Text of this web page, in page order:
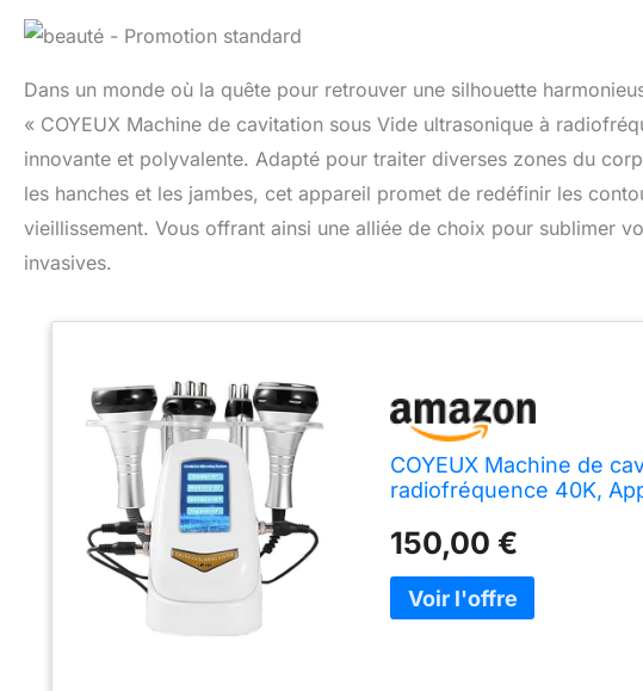
Dans un monde où la quête pour retrouver une silhouette
« COYEUX Machine de cavitation sous Vide ultrasonique à
innovante et polyvalente. Adapté pour traiter diverses zones du
les hanches et les jambes, cet appareil promet de redéfinir les
vieillissement. Vous offrant ainsi une alliée de choix pour sublimer
invasives.
COYEUX Machine de
radiofréquence 40K,
Jambe
150,00 €